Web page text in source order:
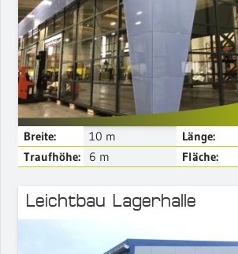
Mehr Details
Breite: 10 m Länge:
Traufhöhe:
6 m Fläche:
Leichtbau Lagerhalle